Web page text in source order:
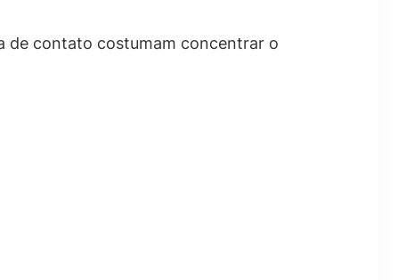
de contato costumam concentrar o